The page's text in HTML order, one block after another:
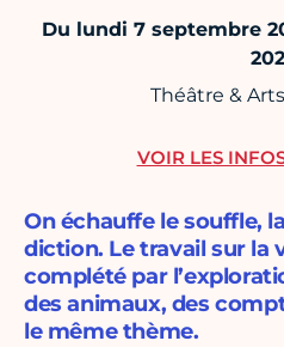
Du lundi 7 septembre
Théâtre &
On échauffe le souffle,
diction. Le travail sur la
complété par
des animaux, des
le même thème.
VOIR LES